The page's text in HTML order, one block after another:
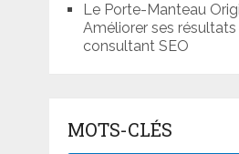
Le Porte-Manteau
Améliorer ses résultats
consultant SEO
MOTS-CLÉS